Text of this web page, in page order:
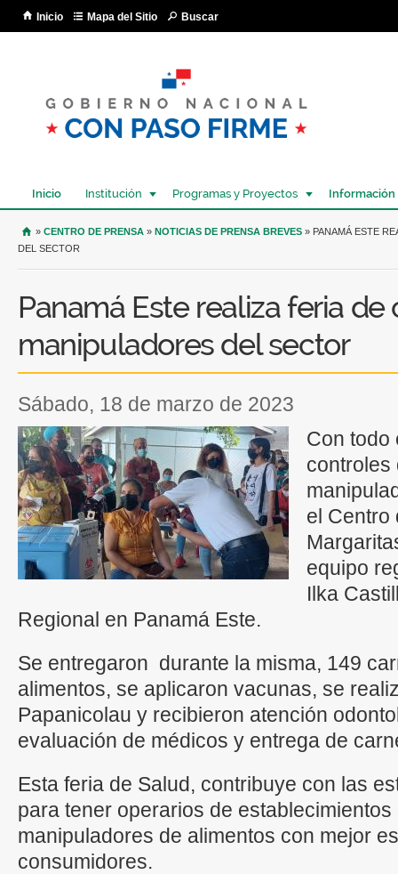
Inicio Mapa del Sitio Buscar
Inicio Institución Programas y Proyectos Información
USTED SE ENCUENTRA AQUÍ
» CENTRO DE PRENSA » NOTICIAS DE PRENSA BREVES » PANAMÁ ESTE
DEL SECTOR
Panamá Este realiza feria de
manipuladores del sector
sábado, 18 de marzo de 2023
Con todo
controles
el Centro
equipo
Ilka
Regional en Panamá Este.
Se entregaron durante la misma, 149
alimentos, se aplicaron vacunas, se
Papanicolau y recibieron atención
evaluación de médicos y entrega de
Esta feria de Salud, contribuye con las
para tener operarios de
manipuladores de alimentos con mejor
consumidores.